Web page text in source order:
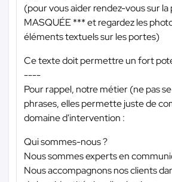
(pour vous aider rendez-vous sur la
MASQUÉE ***et regardez les
éléments textuels sur les portes)
Ce texte doit permettre un fort
----
Pour rappel, notre métier (ne pas
phrases, elles permette juste de
domaine d'intervention :
Qui sommes-nous ?
Nous sommes experts en
Nous accompagnons nos clients